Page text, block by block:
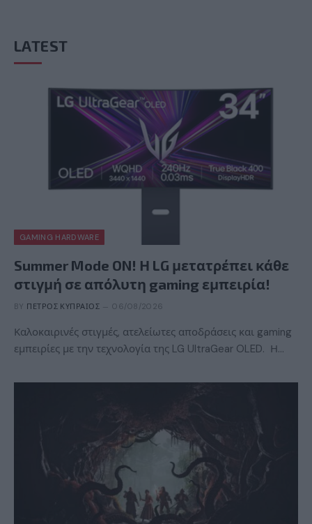
LATEST
GAMING HARDWARE
Summer Mode ON! Η LG μετατρέπει κάθε
στιγμή σε απόλυτη gaming εμπειρία!
BY ΠΈΤΡΟΣ ΚΥΠΡΑΊΟΣ 06/08/2026
Καλοκαιρινές στιγμές, ατελείωτες αποδράσεις και gaming
εμπειρίες με την τεχνολογία της LG UltraGear OLED. Η…